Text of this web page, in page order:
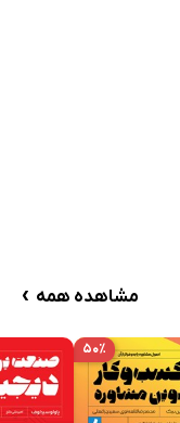
مشاهده همه ›
۵۰٪